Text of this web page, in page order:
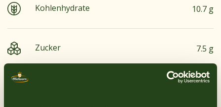
Kohlenhydrate 10.7 g
Zucker 7.5 g
Erdnüsse Nein